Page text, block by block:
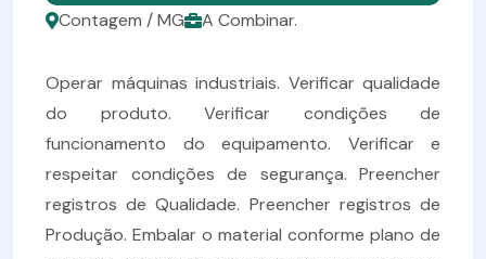
Contagem / MG
A Combinar.
Operar máquinas industriais. Verificar qualidade
do produto. Verificar condições de
funcionamento do equipamento. Verificar e
respeitar condições de segurança. Preencher
registros de Qualidade. Preencher registros de
Produção. Embalar o material conforme plano de